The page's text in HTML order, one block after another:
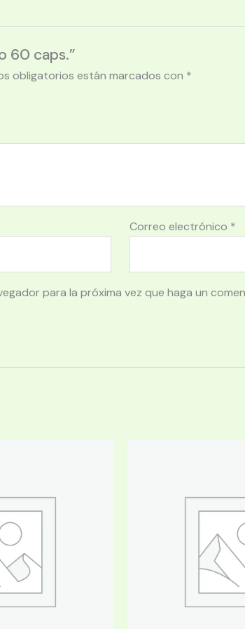
60 caps.”
obligatorios están marcados con *
Correo electrónico *
para la próxima vez que haga un